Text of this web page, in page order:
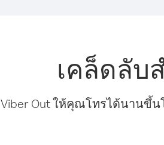
เคล็ดลับ
Viber Out ให้คุณโทรได้นานขึ้น